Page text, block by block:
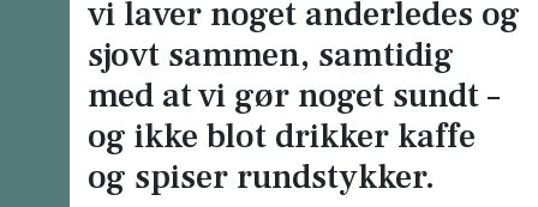
vi laver noget anderledes og
sjovt sammen, samtidig
med at vi gør noget sundt –
og ikke blot drikker kaffe
og spiser rundstykker.